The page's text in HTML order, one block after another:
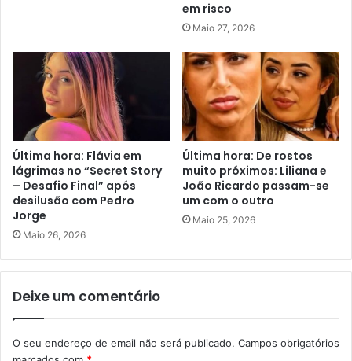
em risco
Maio 27, 2026
Última hora: Flávia em
lágrimas no “Secret Story
– Desafio Final” após
desilusão com Pedro
Jorge
Maio 26, 2026
Última hora: De rostos
muito próximos: Liliana e
João Ricardo passam-se
um com o outro
Maio 25, 2026
Deixe um comentário
O seu endereço de email não será publicado. Campos obrigatórios